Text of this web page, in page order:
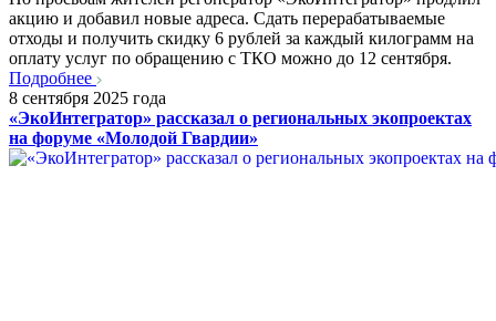
акцию и добавил новые адреса. Сдать перерабатываемые
отходы и получить скидку 6 рублей за каждый килограмм на
оплату услуг по обращению с ТКО можно до 12 сентября.
Подробнее
8 сентября 2025 года
«ЭкоИнтегратор» рассказал о региональных экопроектах
на форуме «Молодой Гвардии»